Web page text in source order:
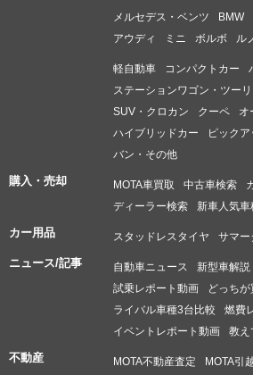
メルセデス・ベンツ BMW
アウディ
ミニ ボルボ ル
軽自動車 コンパクトカー
ステーションワゴン・ツー
SUV・クロカン
クーペ
オ
ハイブリッドカー
ピック
バン・その他
購入・売却 MOTA車買取 中古車検索
ディーラー検索
新車人気
カー用品 スタッドレスタイヤ サマー
ニュース/記事 自動車ニュース 新型車解説
試乗レポート動画
どっち
ライバル車種3台比較
燃費
イベントレポート動画
教え
不動産 MOTA不動産査定 MOTA引